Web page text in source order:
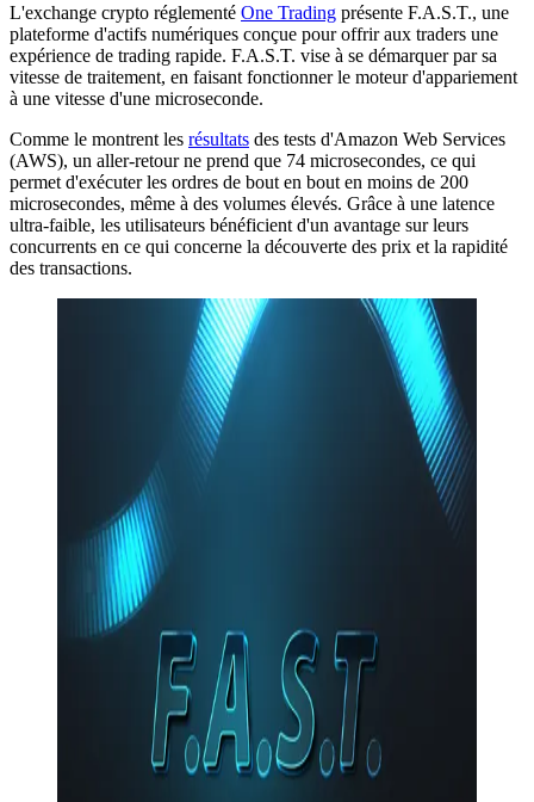
L'exchange crypto réglementé One Trading présente F.A.S.T., une
plateforme d'actifs numériques conçue pour offrir aux traders une
expérience de trading rapide. F.A.S.T. vise à se démarquer par sa
vitesse de traitement, en faisant fonctionner le moteur d'appariement
à une vitesse d'une microseconde.
Comme le montrent les résultats des tests d'Amazon Web Services
(AWS), un aller-retour ne prend que 74 microsecondes, ce qui
permet d'exécuter les ordres de bout en bout en moins de 200
microsecondes, même à des volumes élevés. Grâce à une latence
ultra-faible, les utilisateurs bénéficient d'un avantage sur leurs
concurrents en ce qui concerne la découverte des prix et la rapidité
des transactions.